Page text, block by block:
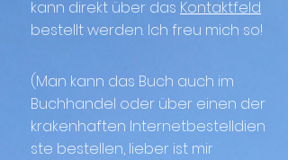
kann direkt über das Kontaktfeld
bestellt werden. Ich freu mich so!
(Man kann das Buch auch im
Buchhandel oder über einen der
krakenhaften Internetbestelldien
ste bestellen, lieber ist mir